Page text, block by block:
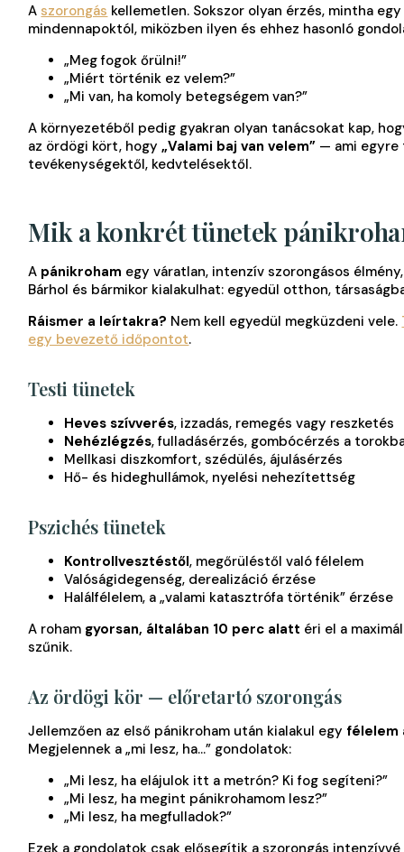
A szorongás kellemetlen. Sokszor olyan érzés, mintha
mindennapoktól, miközben ilyen és ehhez hasonló
„Meg fogok őrülni!”
„Miért történik ez velem?”
„Mi van, ha komoly betegségem van?”
A környezetéből pedig gyakran olyan tanácsokat kap,
az ördögi kört, hogy„Valami baj van velem” — ami
tevékenységektől, kedvtelésektől.
Mik a konkrét tünetek
A pánikroham egy váratlan, intenzív szorongásos
Bárhol és bármikor kialakulhat: egyedül otthon,
Ráismer a leírtakra? Nem kell egyedül megküzdeni vele.
egy bevezető időpontot.
Testi tünetek
Heves szívverés, izzadás, remegés vagy reszketés
Nehézlégzés, fulladásérzés, gombócérzés a
Mellkasi diszkomfort, szédülés, ájulásérzés
Hő- és hideghullámok, nyelési nehezítettség
Pszichés tünetek
Kontrollvesztéstől, megőrüléstől való félelem
Valóságidegenség, derealizáció érzése
Halálfélelem, a „valami katasztrófa történik” érzése
A roham gyorsan, általában 10 perc alatt éri el a
szűnik.
Az ördögi kör — előretartó szorongás
Jellemzően az első pánikroham után kialakul egy félelem
Megjelennek a „mi lesz, ha…” gondolatok:
„Mi lesz, ha elájulok itt a metrón? Ki fog segíteni?”
„Mi lesz, ha megint pánikrohamom lesz?”
„Mi lesz, ha megfulladok?”
Ezek a gondolatok csak elősegítik a szorongás